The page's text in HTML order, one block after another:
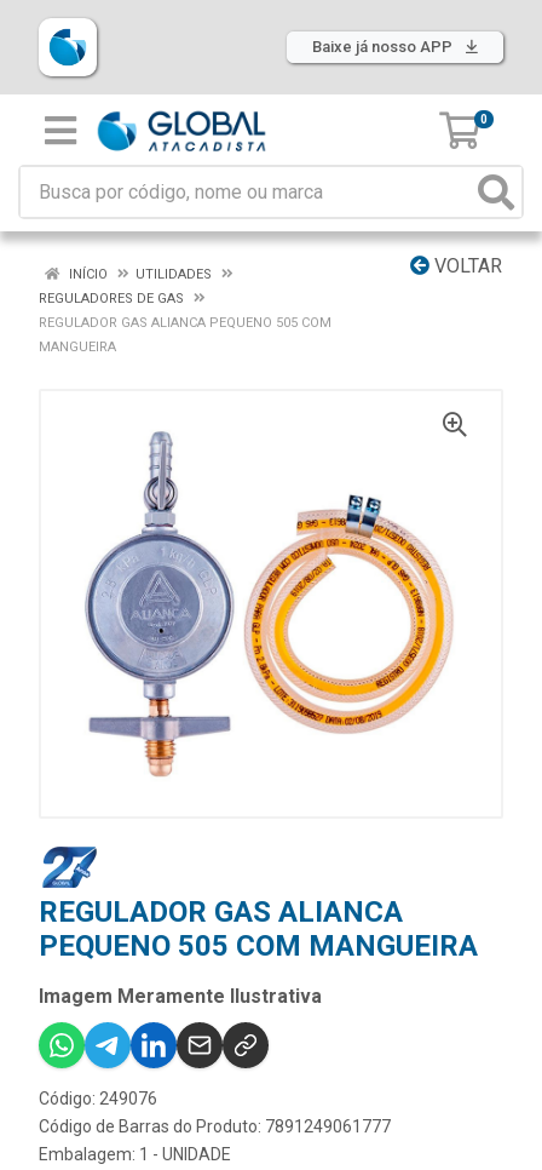
Baixe já nosso APP
0
VOLTAR
INÍCIO
UTILIDADES
REGULADORES DE GAS
REGULADOR GAS ALIANCA PEQUENO 505 COM
MANGUEIRA
REGULADOR GAS ALIANCA
PEQUENO 505 COM MANGUEIRA
Imagem Meramente Ilustrativa
Código: 249076
Código de Barras do Produto: 7891249061777
Embalagem: 1 - UNIDADE